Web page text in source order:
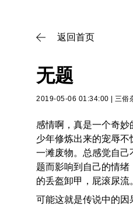
 返回首页
无题
2019-05-06 01:34:00 三俗
感情啊，真是一个奇
少年修炼出来的宠辱
一滩废物。总感觉自己
题而影响到自己的情
的丢盔卸甲，屁滚尿流
可能这就是传说中的因